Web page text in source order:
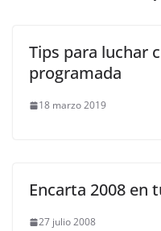
Tips para luchar
programada
18 marzo 2019
Encarta 2008 en
27 julio 2008